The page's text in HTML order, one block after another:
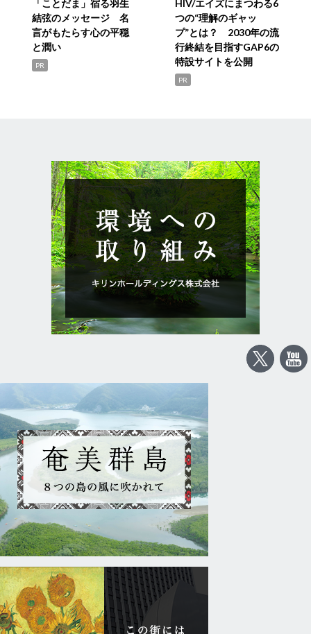
「ことだま」宿る羽生
結弦のメッセージ 名
言がもたらす心の平穏
と潤い
PR
HIV/エイズにまつわる6
つの“理解のギャッ
プ”とは？ 2030年の流
行終結を目指すGAP6の
特設サイトを公開
PR